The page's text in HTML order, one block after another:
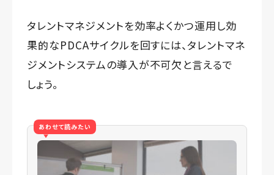
タレントマネジメントを効率よくかつ運用し効
果的なPDCAサイクルを回すには、タレントマネ
ジメントシステムの導入が不可欠と言えるで
しょう。
あわせて読みたい